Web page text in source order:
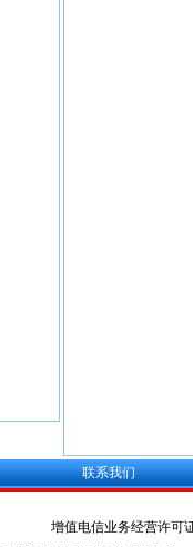
联系我们
增值电信业务经营许可